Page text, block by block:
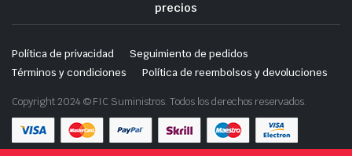
precios
Política de privacidad
Seguimiento de pedidos
Términos y condiciones
Política de reembolsos y devoluciones
Copyright 2024 © FIC Suministros. Todos los derechos reservados.